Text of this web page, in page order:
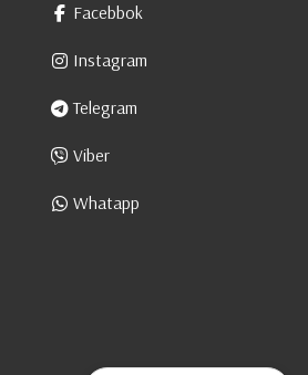
Facebbok
Instagram
Telegram
Viber
Whatapp